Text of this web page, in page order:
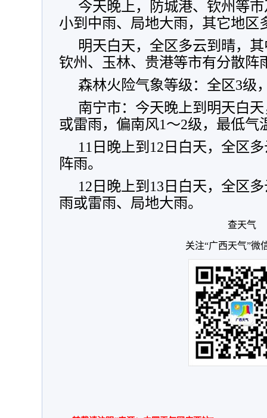
今天晚上，防城港、钦州等
小到中雨、局地大雨，其它地区
明天白天，全区多云到晴，
钦州、玉林、贵港等市有分散阵
森林火险气象等级：全区3级
南宁市：今天晚上到明天白
或雷雨，偏南风1～2级，最低
11日晚上到12日白天，全区
阵雨。
12日晚上到13日白天，全区
雨或雷雨、局地大雨。
查天气
关注“广西天气”微